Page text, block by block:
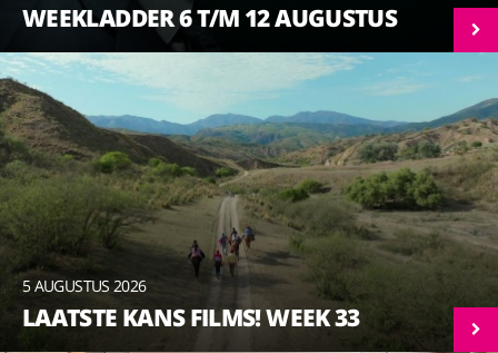
WEEKLADDER 6 T/M 12 AUGUSTUS
5 AUGUSTUS 2026
LAATSTE KANS FILMS! WEEK 33